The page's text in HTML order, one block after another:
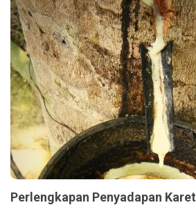
Perlengkapan Penyadapan Karet